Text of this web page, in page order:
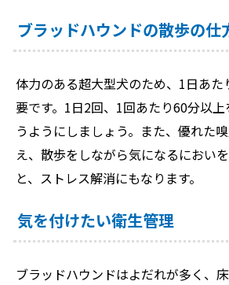
ブラッドハウンドの散歩の仕
体力のある超大型犬のため、1日あ
要です。1日2回、1回あたり60分以
うようにしましょう。また、優れた
え、散歩をしながら気になるにおい
と、ストレス解消にもなります。
気を付けたい衛生管理
ブラッドハウンドはよだれが多く、